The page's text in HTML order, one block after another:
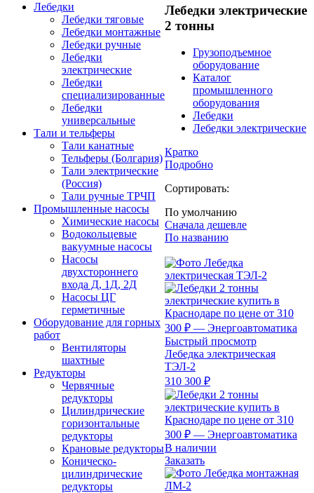
Лебедки
Лебедки тяговые
Лебедки монтажные
Лебедки ручные
Лебедки
электрические
Лебедки
специализированные
Лебедки
универсальные
Тали и тельферы
Тали канатные
Тельферы (Болгария)
Тали электрические
(Россия)
Тали ручные ТРЧП
Промышленные насосы
Химические насосы
Водокольцевые
вакуумные насосы
Насосы
двухстороннего
входа Д, 1Д, 2Д
Насосы ЦГ
герметичные
Оборудование для горных
работ
Вентиляторы
шахтные
Редукторы
Червячные
редукторы
Цилиндрические
горизонтальные
редукторы
Крановые редукторы
Коническо-
цилиндрические
редукторы
Лебедки электрические
2 тонны
Грузоподъемное
оборудование
Каталог
промышленного
оборудования
Лебедки
Лебедки электрические
Кратко
Подробно
Сортировать:
По умолчанию
Сначала дешевле
По названию
Быстрый просмотр
Лебедка электрическая
ТЭЛ-2
310 300 ₽
В наличии
Заказать